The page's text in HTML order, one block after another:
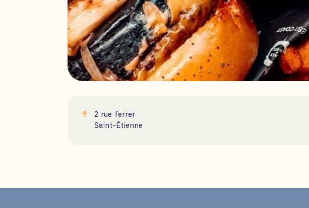
 2 rue ferrer
Saint-Étienne